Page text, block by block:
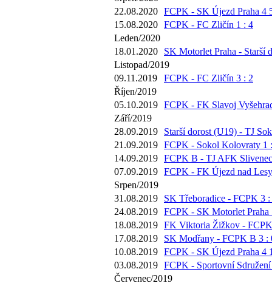
22.08.2020 FCPK - SK Újezd Praha 4
15.08.2020 FCPK - FC Zličín 1 : 4
Leden/2020
18.01.2020
SK Motorlet Praha - Starší
Listopad/2019
09.11.2019
FCPK - FC Zličín 3 : 2
Říjen/2019
05.10.2019 FCPK - FK Slavoj
Září/2019
28.09.2019
Starší dorost (U19) - TJ
21.09.2019 FCPK - Sokol Kolovraty 1
14.09.2019 FCPK B - TJ AFK
07.09.2019 FCPK - FK Újezd nad
Srpen/2019
31.08.2019
SK Třeboradice - FCPK 3 :
24.08.2019 FCPK - SK Motorlet Praha
18.08.2019 FK Viktoria Žižkov -
17.08.2019
SK Modřany - FCPK B 3 :
10.08.2019 FCPK - SK Újezd Praha 4
03.08.2019 FCPK - Sportovní
Červenec/2019